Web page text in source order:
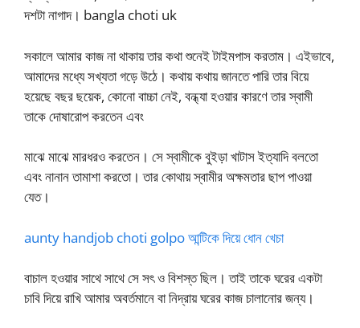
দশটা নাগাদ। bangla choti uk
সকালে আমার কাজ না থাকায় তার কথা শুনেই টাইমপাস করতাম। এইভাবে,
আমাদের মধ্যে সখ্যতা গড়ে উঠে। কথায় কথায় জানতে পারি তার বিয়ে
হয়েছে বছর ছয়েক, কোনো বাচ্চা নেই, বন্ধ্যা হওয়ার কারণে তার স্বামী
তাকে দোষারোপ করতেন এবং
মাঝে মাঝে মারধরও করতেন। সে স্বামীকে বুইড়া খাটাস ইত্যাদি বলতো
এবং নানান তামাশা করতো। তার কোথায় স্বামীর অক্ষমতার ছাপ পাওয়া
যেত।
aunty handjob choti golpo আন্টিকে দিয়ে ধোন খেচা
বাচাল হওয়ার সাথে সাথে সে সৎ ও বিশস্ত ছিল। তাই তাকে ঘরের একটা
চাবি দিয়ে রাখি আমার অবর্তমানে বা নিদ্রায় ঘরের কাজ চালানোর জন্য।